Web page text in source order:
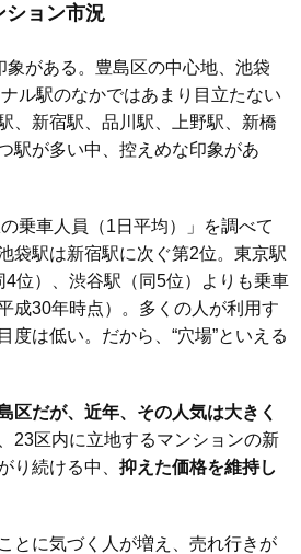
ション市況
象がある。豊島区の中心地、池袋
ル駅のなかではあまり目立たない
、新宿駅、品川駅、上野駅、新橋
が多い中、控えめな印象があ
乗車人員（1日平均）
」を調べて
袋駅は新宿駅に次ぐ第2位。東京駅
4位）、渋谷駅（同5位）よりも乗車
成30年時点）。多くの人が利用す
度は低い。だから、“穴場”といえる
区だが、近年、その人気は大きく
23区内に立地するマンションの新
り続ける中、 抑えた価格を維持し
とに気づく人が増え、売れ行きが